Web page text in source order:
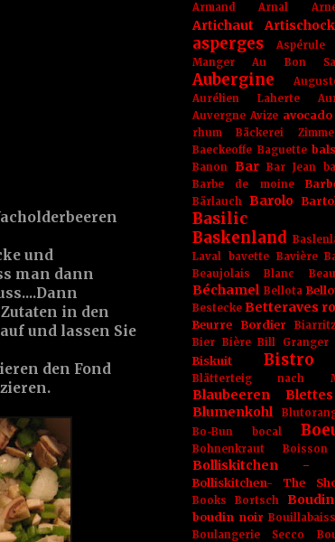
und
man dann
in den
und lassen Sie
den Fond
Armand Arnal
Artichaut
asperges
Aspérule
Manger
Au Bon
Aubergine
Aurélien Laherte
Auvergne Avize avocado
rhum
Bäckerei
Baeckeoffe Baguette
Banon Bar Bar Jean
Barbe de moine
Bärlauch Barolo
Basilic
Baskenland
Laval
bavette Bavière
Beaujolais Blanc
Béchamel Bellota
Bestecke Betteraves
Beurre Bordier Biarritz
Bier Bière Bill Granger
Biskuit
Bistro
Blätterteig nach
Blaubeeren Blettes
Blumenkohl
Bo-Bun bocal
Bohnenkraut Boisson
Bolliskitchen -
Bolliskitchen- The
Books
Bortsch Boudin
boudin noir
Boulangerie Secco